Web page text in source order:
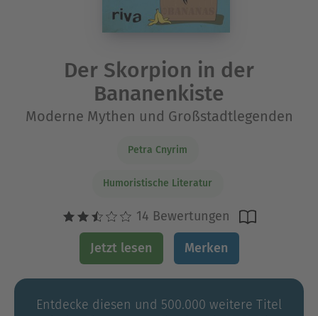
Der Skorpion in der
Bananenkiste
Moderne Mythen und Großstadtlegenden
Petra Cnyrim
Humoristische Literatur
14 Bewertungen
Jetzt lesen Merken
Entdecke diesen und 500.000 weitere Titel